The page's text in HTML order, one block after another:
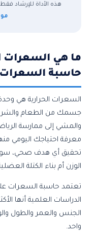
هذه الأداة للإرشاد
ما هي السعرات
حاسبة
السعرات الحرارية هي
جسمك من الطعام
والمشي إلى ممارسة
معرفة احتياجك اليومي
تحقيق أي هدف صحي،
الوزن أم بناء الكتلة
تعتمد حاسبة السعرات
الدراسات العلمية أنها
الجنس والعمر والطول
واحد.